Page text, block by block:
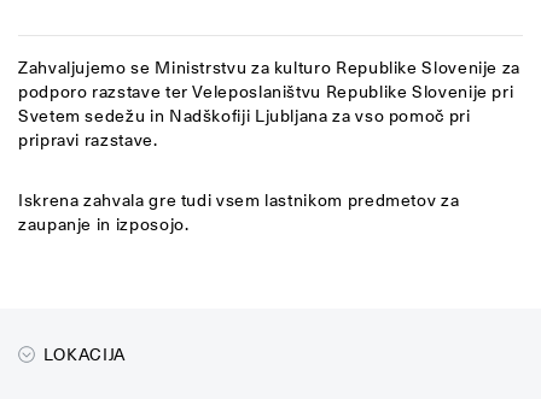
Zahvaljujemo se Ministrstvu za kulturo Republike Slovenije za
podporo razstave ter Veleposlaništvu Republike Slovenije pri
Svetem sedežu in Nadškofiji Ljubljana za vso pomoč pri
pripravi razstave.
Iskrena zahvala gre tudi vsem lastnikom predmetov za
zaupanje in izposojo.
LOKACIJA